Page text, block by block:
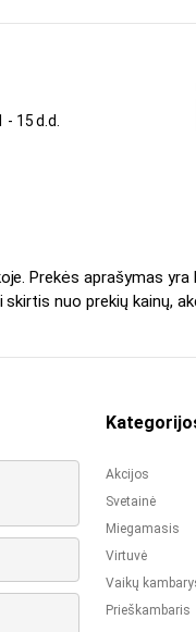
15 d.d.
Prekės aprašymas
nuo prekių kainų,
Akcijos
Svetainė
Miegamasis
Virtuvė
Vaikų
Prieškambaris